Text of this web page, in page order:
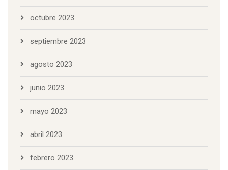
octubre 2023
septiembre 2023
agosto 2023
junio 2023
mayo 2023
abril 2023
febrero 2023